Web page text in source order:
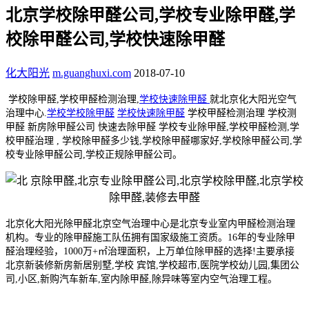
北京学校除甲醛公司,学校专业除甲醛,学
校除甲醛公司,学校快速除甲醛
化大阳光 m.guanghuxi.com 2018-07-10
学校除甲醛,学校甲醛检测治理, 学校快速除甲醛 就北京化大阳光空气
治理中心. 学校学校除甲醛 学校快速除甲醛 学校甲醛检测治理 学校测
甲醛 新房除甲醛公司 快速去除甲醛 学校专业除甲醛,学校甲醛检测,学
校甲醛治理 , 学校除甲醛多少钱,学校除甲醛哪家好,学校除甲醛公司,学
校专业除甲醛公司,学校正规除甲醛公司。
北京化大阳光除甲醛北京空气治理中心是北京专业室内甲醛检测治理
机构。专业的除甲醛施工队伍拥有国家级施工资质。16年的专业除甲
醛治理经验，1000万+㎡治理面积，上万单位除甲醛的选择!主要承接
北京新装修新房新居别墅,学校 宾馆,学校超市,医院学校幼儿园,集团公
司,小区,新购汽车新车,室内除甲醛,除异味等室内空气治理工程。